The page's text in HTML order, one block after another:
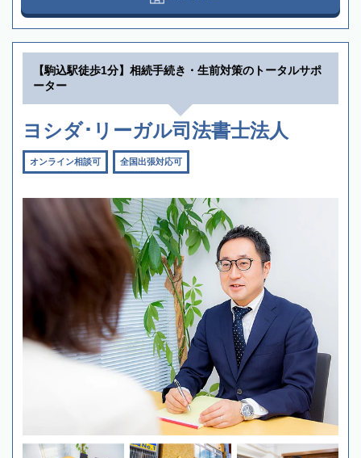
【駒込駅徒歩1分】相続手続き・生前対策のトータルサポ
ーター
ヨシダ･リーガル司法書士法人
オンライン相談可 全国出張対応可